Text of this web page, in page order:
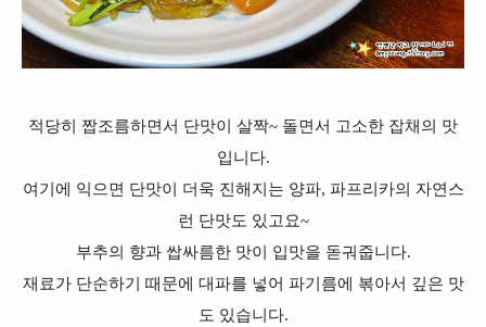
적당히 짭조름하면서 단맛이 살짝~ 돌면서 고소한 잡채의 맛
입니다.
여기에 익으면 단맛이 더욱 진해지는 양파, 파프리카의 자연스
런 단맛도 있고요~
부추의 향과 쌉싸름한 맛이 입맛을 돋궈줍니다.
재료가 단순하기 때문에 대파를 넣어 파기름에 볶아서 깊은 맛
도 있습니다.